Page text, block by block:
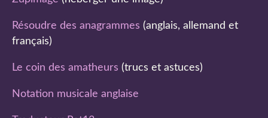
Résoudre des anagrammes (anglais, allemand et
français)
Le coin des amatheurs (trucs et astuces)
Notation musicale anglaise